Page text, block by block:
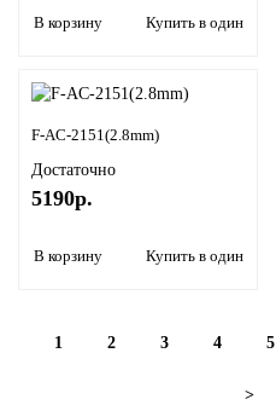
В корзину Купить в один клик
F-AC-2151(2.8mm)
Достаточно
5190р.
В корзину Купить в один клик
1 2 3 4 5
>